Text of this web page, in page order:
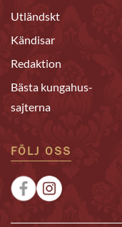
Utländskt
Kändisar
Redaktion
Bästa kungahus-
sajterna
FÖLJ OSS